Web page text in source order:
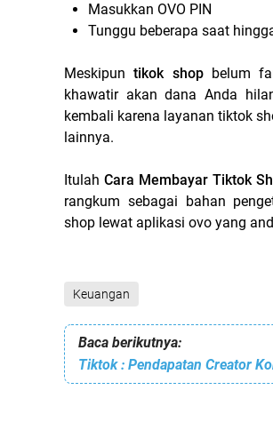
Masukkan OVO PIN
Tunggu beberapa saat
Meskipuntikok shopbelum
khawatir akan dana Anda
kembali karena layanan tiktok
lainnya.
ItulahCara Membayar Tiktok
rangkum sebagai bahan
shop lewat aplikasi ovo yang
Keuangan
Baca berikutnya: